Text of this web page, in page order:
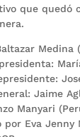
que quedó
Medina
Jaime
Manyari
por Eva Jenny